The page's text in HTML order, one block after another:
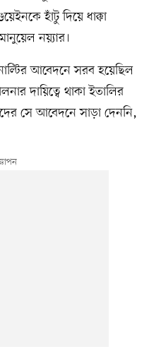
হাঁটু দিয়ে ধাক্কা
নয়্যার।
আবেদনে সরব হয়েছিল
দায়িত্বে থাকা ইতালির
সে আবেদনে সাড়া দেননি,